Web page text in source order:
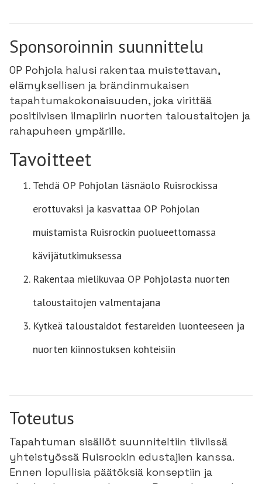
Sponsoroinnin suunnittelu
OP Pohjola halusi rakentaa muistettavan,
elämyksellisen ja brändinmukaisen
tapahtumakokonaisuuden, joka virittää
positiivisen ilmapiirin nuorten taloustaitojen ja
rahapuheen ympärille.
Tavoitteet
Tehdä OP Pohjolan läsnäolo Ruisrockissa
erottuvaksi ja kasvattaa OP Pohjolan
muistamista Ruisrockin puolueettomassa
kävijätutkimuksessa
Rakentaa mielikuvaa OP Pohjolasta nuorten
taloustaitojen valmentajana
Kytkeä taloustaidot festareiden luonteeseen ja
nuorten kiinnostuksen kohteisiin
Toteutus
Tapahtuman sisällöt suunniteltiin tiiviissä
yhteistyössä Ruisrockin edustajien kanssa.
Ennen lopullisia päätöksiä konseptiin ja